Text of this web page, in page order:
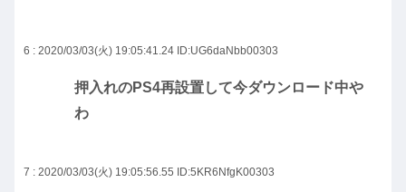
6 : 2020/03/03(火) 19:05:41.24 ID:UG6daNbb00303
押入れのPS4再設置して今ダウンロード中や
わ
7 : 2020/03/03(火) 19:05:56.55 ID:5KR6NfgK00303